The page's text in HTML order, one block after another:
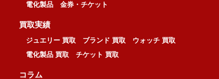
電化製品
金券・チケット
買取実績
ジュエリー 買取 ブランド 買取
ウォッチ 買取
電化製品 買取
チケット 買取
コラム